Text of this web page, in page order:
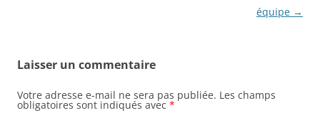
équipe →
Laisser un commentaire
Votre adresse e-mail ne sera pas publiée. Les champs
obligatoires sont indiqués avec *